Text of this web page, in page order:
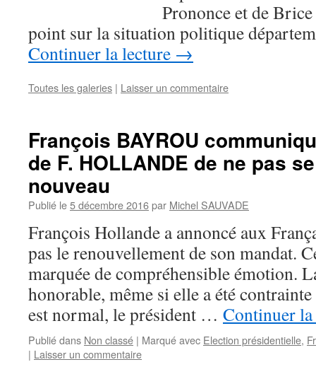
Prononce et de
point sur la situation politique
Continuer la lecture →
Toutes les galeries | Laisser un commentaire
François BAYROU
de F. HOLLANDE de ne pas
nouveau
Publié le5 décembre 2016par Michel SAUVADE
François Hollande a annoncé aux
pas le renouvellement de son mandat.
marquée de compréhensible émotion.
honorable, même si elle a été
est normal, le président … Continuer
Publié dans Non classé | Marqué avec Election présidentielle,
| Laisser un commentaire